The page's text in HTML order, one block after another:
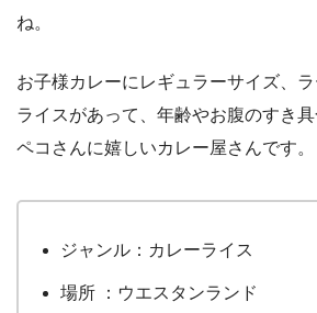
ね。
お子様カレーにレギュラーサイズ、
ライスがあって、年齢やお腹のすき
ペコさんに嬉しいカレー屋さんです。
ジャンル：カレーライス
場所 ：ウエスタンランド